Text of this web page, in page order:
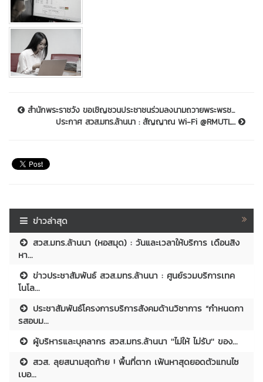
สำนักพระราชวัง ขอเชิญชวนประชาชนร่วมลงนามถวายพระพรช...
ประกาศ สวส.มทร.ล้านนา : สัญญาณ Wi-Fi @RMUTL...
ข่าวล่าสุด
สวส.มทร.ล้านนา (หอสมุด) : วันและเวลาให้บริการ เดือนสิง
หา...
ข่าวประชาสัมพันธ์ สวส.มทร.ล้านนา : ศูนย์รวมบริการเทค
โนโล...
ประชาสัมพันธ์โครงการบริการสังคมด้านวิชาการ “กำหนดกา
รสอบม...
ผู้บริหารและบุคลากร สวส.มทร.ล้านนา ''ไม่ให้ ไม่รับ'' ของ...
สวส. ลุยสนามสุดท้าย ! พื้นที่ตาก เฟ้นหาสุดยอดตัวแทนไซ
เบอ...